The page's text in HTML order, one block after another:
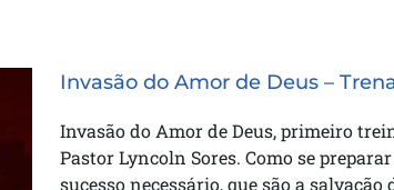
Invasão do Amor de Deus –
Invasão do Amor de Deus, primeiro
Pastor Lyncoln Sores. Como se
sucesso necessário, que são a salvação